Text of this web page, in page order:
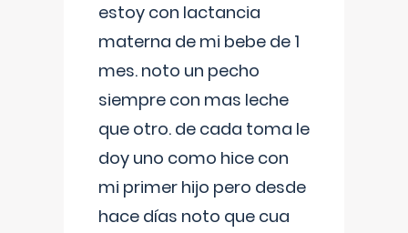
estoy con lactancia
materna de mi bebe de 1
mes. noto un pecho
siempre con mas leche
que otro. de cada toma le
doy uno como hice con
mi primer hijo pero desde
hace días noto que cua